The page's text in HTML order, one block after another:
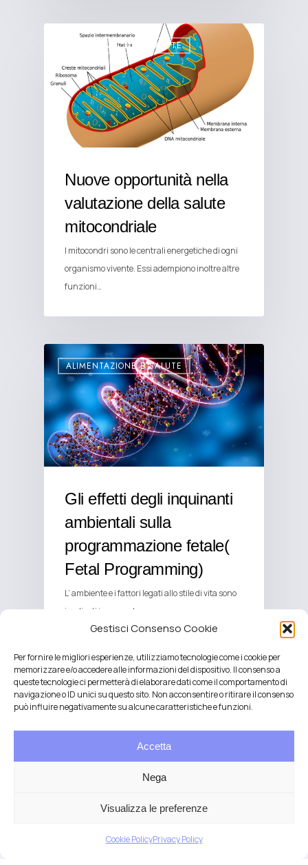
Gestisci Consenso Cookie
Per fornire le migliori esperienze, utilizziamo tecnologie come i cookie per
memorizzare e/o accedere alle informazioni del dispositivo. Il consenso a
queste tecnologie ci permetterà di elaborare dati come il comportamento di
navigazione o ID unici su questo sito. Non acconsentire o ritirare il consenso
può influire negativamente su alcune caratteristiche e funzioni.
Accetta
Nega
Visualizza le preferenze
Cookie PolicyPrivacy Policy
ALIMENTAZIONE E SALUTE
Nuove opportunità nella
valutazione della salute
mitocondriale
I mitocondri sono le centrali energetiche di ogni
organismo vivente. Essi adempiono inoltre altre
funzioni…
ALIMENTAZIONE E SALUTE
Gli effetti degli inquinanti
ambientali sulla
programmazione fetale(
Fetal Programming)
L’ ambiente e i fattori legati allo stile di vita sono
implicati in un vasto…
Mendrisio e Lugano